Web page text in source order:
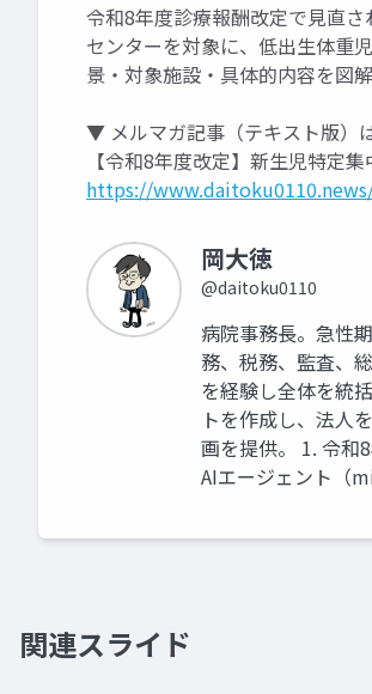
令和8年度診療報酬改定で見直
センターを対象に、低出生体重
景・対象施設・具体的内容を図
▼ メルマガ記事（テキスト版）
【令和8年度改定】新生児特定
https://
岡大徳
@daitoku0110
病院事務長。急性
務、税務、監査、
を経験し全体を統
トを作成し、法人
画を提供。 1. 令和
AIエージェント（
関連スライド